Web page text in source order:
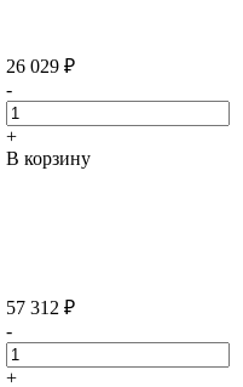
26 029 ₽
-
+
В корзину
57 312 ₽
-
+